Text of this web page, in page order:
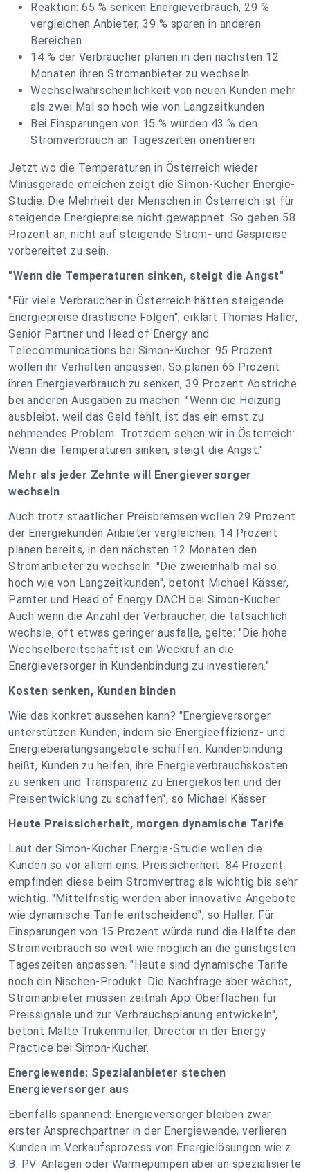
Reaktion: 65 % senken Energieverbrauch, 29 %
vergleichen Anbieter, 39 % sparen in anderen
Bereichen
14 % der Verbraucher planen in den nächsten 12
Monaten ihren Stromanbieter zu wechseln
Wechselwahrscheinlichkeit von neuen Kunden mehr
als zwei Mal so hoch wie von Langzeitkunden
Bei Einsparungen von 15 % würden 43 % den
Stromverbrauch an Tageszeiten orientieren
Jetzt wo die Temperaturen in Österreich wieder
Minusgerade erreichen zeigt die Simon-Kucher Energie-
Studie: Die Mehrheit der Menschen in Österreich ist für
steigende Energiepreise nicht gewappnet. So geben 58
Prozent an, nicht auf steigende Strom- und Gaspreise
vorbereitet zu sein.
"Wenn die Temperaturen sinken, steigt die Angst"
"Für viele Verbraucher in Österreich hätten steigende
Energiepreise drastische Folgen", erklärt Thomas Haller,
Senior Partner und Head of Energy and
Telecommunications bei Simon-Kucher. 95 Prozent
wollen ihr Verhalten anpassen. So planen 65 Prozent
ihren Energieverbrauch zu senken, 39 Prozent Abstriche
bei anderen Ausgaben zu machen. "Wenn die Heizung
ausbleibt, weil das Geld fehlt, ist das ein ernst zu
nehmendes Problem. Trotzdem sehen wir in Österreich:
Wenn die Temperaturen sinken, steigt die Angst."
Mehr als jeder Zehnte will Energieversorger
wechseln
Auch trotz staatlicher Preisbremsen wollen 29 Prozent
der Energiekunden Anbieter vergleichen, 14 Prozent
planen bereits, in den nächsten 12 Monaten den
Stromanbieter zu wechseln. "Die zweieinhalb mal so
hoch wie von Langzeitkunden", betont Michael Kässer,
Parnter und Head of Energy DACH bei Simon-Kucher.
Auch wenn die Anzahl der Verbraucher, die tatsächlich
wechsle, oft etwas geringer ausfalle, gelte: "Die hohe
Wechselbereitschaft ist ein Weckruf an die
Energieversorger in Kundenbindung zu investieren."
Kosten senken, Kunden binden
Wie das konkret aussehen kann? "Energieversorger
unterstützen Kunden, indem sie Energieeffizienz- und
Energieberatungsangebote schaffen. Kundenbindung
heißt, Kunden zu helfen, ihre Energieverbrauchskosten
zu senken und Transparenz zu Energiekosten und der
Preisentwicklung zu schaffen", so Michael Kässer.
Heute Preissicherheit, morgen dynamische Tarife
Laut der Simon-Kucher Energie-Studie wollen die
Kunden so vor allem eins: Preissicherheit. 84 Prozent
empfinden diese beim Stromvertrag als wichtig bis sehr
wichtig. "Mittelfristig werden aber innovative Angebote
wie dynamische Tarife entscheidend", so Haller. Für
Einsparungen von 15 Prozent würde rund die Hälfte den
Stromverbrauch so weit wie möglich an die günstigsten
Tageszeiten anpassen. "Heute sind dynamische Tarife
noch ein Nischen-Produkt. Die Nachfrage aber wächst,
Stromanbieter müssen zeitnah App-Oberflächen für
Preissignale und zur Verbrauchsplanung entwickeln",
betont Malte Trukenmüller, Director in der Energy
Practice bei Simon-Kucher.
Energiewende: Spezialanbieter stechen
Energieversorger aus
Ebenfalls spannend: Energieversorger bleiben zwar
erster Ansprechpartner in der Energiewende, verlieren
Kunden im Verkaufsprozess von Energielösungen wie z.
B. PV-Anlagen oder Wärmepumpen aber an spezialisierte